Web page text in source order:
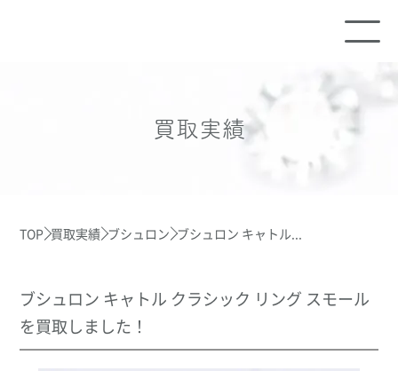
買取実績
TOP 買取実績 ブシュロン ブシュロン キャトル...
ブシュロン キャトル クラシック リング スモール
を買取しました！